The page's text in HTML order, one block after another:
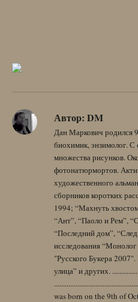
Автор: DM
Дан Маркович родился
биохимик, энзимолог. С
множества рисунков.
фотонатюрмортов.
художественного
сборников коротких
1994; “Махнуть
“Ант”, “Паоло и Рем”,
“Последний дом”,
исследования
"Русского Букера
улица” и других.
was born on the 9th of